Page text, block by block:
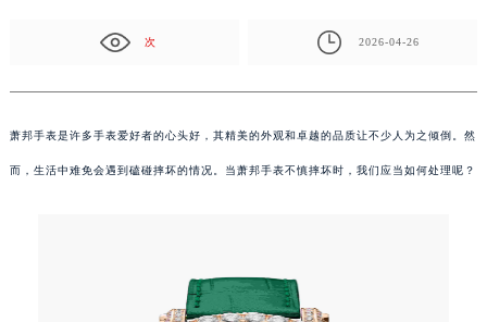
次 2026-04-26
萧邦手表是许多手表爱好者的心头好，其精美的外观和卓越的品质让不少人为之倾倒。然
而，生活中难免会遇到磕碰摔坏的情况。当萧邦手表不慎摔坏时，我们应当如何处理呢？